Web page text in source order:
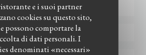
e i suoi partner
cookies su questo sito,
possono comportare la
di dati personali. I
denominati «necessari»